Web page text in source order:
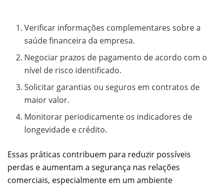
Verificar informações complementares sobre a
saúde financeira da empresa.
Negociar prazos de pagamento de acordo com o
nível de risco identificado.
Solicitar garantias ou seguros em contratos de
maior valor.
Monitorar periodicamente os indicadores de
longevidade e crédito.
Essas práticas contribuem para reduzir possíveis
perdas e aumentam a segurança nas relações
comerciais, especialmente em um ambiente